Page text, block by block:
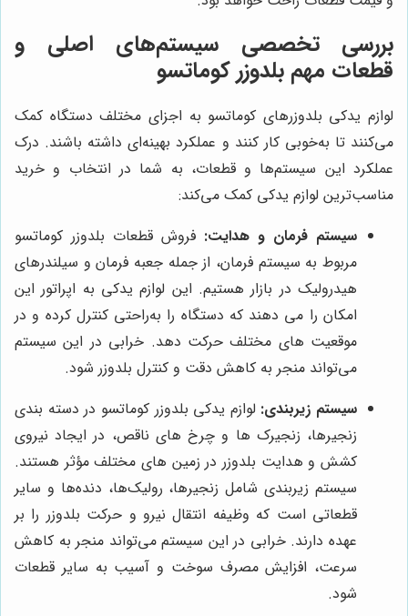
بررسی تخصصی سیستم‌های اصلی و
قطعات مهم بلدوزر کوماتسو
لوازم یدکی بلدوزرهای کوماتسو به اجزای مختلف دستگاه کمک
می‌کنند تا به‌خوبی کار کنند و عملکرد بهینه‌ای داشته باشند. درک
عملکرد این سیستم‌ها و قطعات، به شما در انتخاب و خرید
مناسب‌ترین لوازم یدکی کمک می‌کند:
سیستم فرمان و هدایت: فروش قطعات بلدوزر کوماتسو
مربوط به سیستم فرمان، از جمله جعبه فرمان و سیلندرهای
هیدرولیک در بازار هستیم. این لوازم یدکی به اپراتور این
امکان را می دهند که دستگاه را به‌راحتی کنترل کرده و در
موقعیت های مختلف حرکت دهد. خرابی در این سیستم
می‌تواند منجر به کاهش دقت و کنترل بلدوزر شود.
سیستم زیربندی: لوازم یدکی بلدوزر کوماتسو در دسته بندی
زنجیرها، زنجیرک ها و چرخ های ناقص، در ایجاد نیروی
کشش و هدایت بلدوزر در زمین های مختلف مؤثر هستند.
سیستم زیربندی شامل زنجیرها، رولیک‌ها، دنده‌ها و سایر
قطعاتی است که وظیفه انتقال نیرو و حرکت بلدوزر را بر
عهده دارند. خرابی در این سیستم می‌تواند منجر به کاهش
سرعت، افزایش مصرف سوخت و آسیب به سایر قطعات
شود.